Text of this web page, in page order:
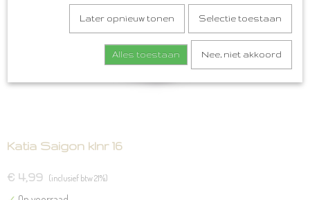
Katia Saigon klnr 16
€ 4,99 (inclusief btw 21%)
Later opnieuw tonen Selectie toestaan
Alles toestaan Nee, niet akkoord